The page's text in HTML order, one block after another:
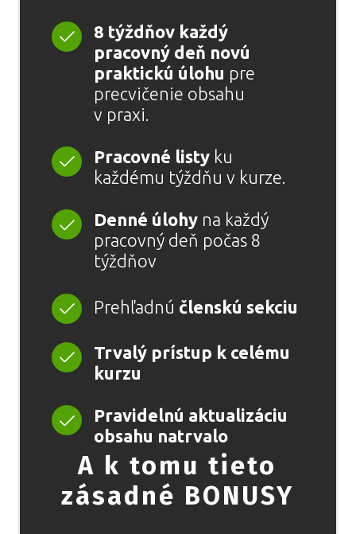
8 týždňov každý
pracovný deň novú
praktickú úlohu pre
precvičenie obsahu
v praxi.
Pracovné listy ku
každému týždňu v kurze.
Denné úlohy na každý
pracovný deň počas 8
týždňov
Prehľadnú členskú sekciu
Trvalý prístup k celému
kurzu
Pravidelnú aktualizáciu
obsahu natrvalo
A k tomu tieto
zásadné BONUSY